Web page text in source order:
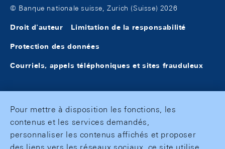
© Banque nationale suisse, Zurich (Suisse) 2026
Droit d'auteur Limitation de la responsabilité
Protection des données
Courriels, appels téléphoniques et sites frauduleux
Pour mettre à disposition les fonctions, les
contenus et les services demandés,
personnaliser les contenus affichés et proposer